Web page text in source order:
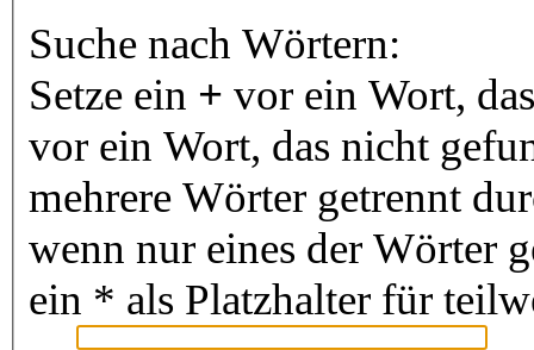
Suche nach Wörtern:
Setze ein + vor ein Wort,
vor ein Wort, das nicht
mehrere Wörter getrennt
wenn nur eines der Wörter
ein * als Platzhalter für